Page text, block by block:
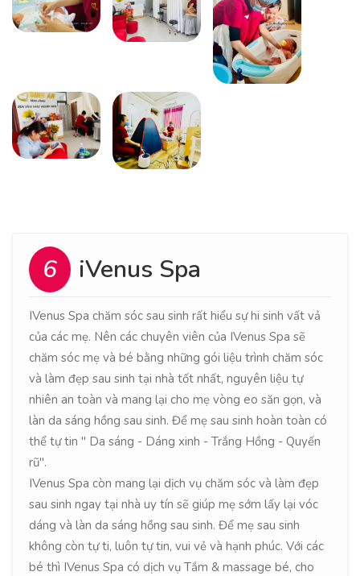
6 iVenus Spa
IVenus Spa chăm sóc sau sinh rất hiểu sự hi sinh vất vả
của các mẹ. Nên các chuyên viên của IVenus Spa sẽ
chăm sóc mẹ và bé bằng những gói liệu trình chăm sóc
và làm đẹp sau sinh tại nhà tốt nhất, nguyên liệu tự
nhiên an toàn và mang lại cho mẹ vòng eo săn gọn, và
làn da sáng hồng sau sinh. Để mẹ sau sinh hoàn toàn có
thể tự tin " Da sáng - Dáng xinh - Trắng Hồng - Quyến
rũ".
IVenus Spa còn mang lại dịch vụ chăm sóc và làm đẹp
sau sinh ngay tại nhà uy tín sẽ giúp mẹ sớm lấy lại vóc
dáng và làn da sáng hồng sau sinh. Để mẹ sau sinh
không còn tự ti, luôn tự tin, vui vẻ và hạnh phúc. Với các
bé thì IVenus Spa có dịch vụ Tắm & massage bé, cho